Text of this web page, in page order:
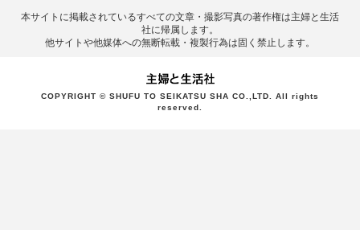
本サイトに掲載されているすべての⽂章・撮影写真の著作権は主婦と⽣活
社に帰属します。
他サイトや他媒体への無断転載・複製⾏為は固く禁⽌します。
COPYRIGHT © SHUFU TO SEIKATSU SHA CO.,LTD. All rights
reserved.